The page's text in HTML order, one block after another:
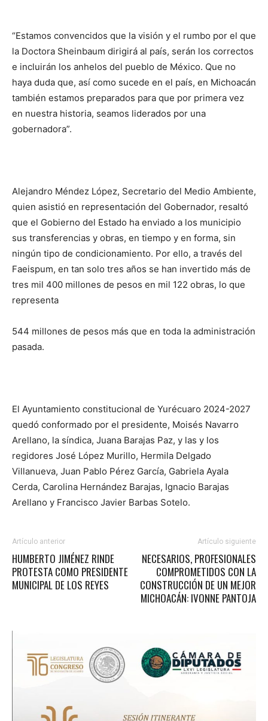
“Estamos convencidos que la visión y el rumbo por el que
la Doctora Sheinbaum dirigirá al país, serán los correctos
e incluirán los anhelos del pueblo de México. Que no
haya duda que, así como sucede en el país, en Michoacán
también estamos preparados para que por primera vez
en nuestra historia, seamos liderados por una
gobernadora”.
Alejandro Méndez López, Secretario del Medio Ambiente,
quien asistió en representación del Gobernador, resaltó
que el Gobierno del Estado ha enviado a los municipio
sus transferencias y obras, en tiempo y en forma, sin
ningún tipo de condicionamiento. Por ello, a través del
Faeispum, en tan solo tres años se han invertido más de
tres mil 400 millones de pesos en mil 122 obras, lo que
representa
544 millones de pesos más que en toda la administración
pasada.
El Ayuntamiento constitucional de Yurécuaro 2024-2027
quedó conformado por el presidente, Moisés Navarro
Arellano, la síndica, Juana Barajas Paz, y las y los
regidores José López Murillo, Hermila Delgado
Villanueva, Juan Pablo Pérez García, Gabriela Ayala
Cerda, Carolina Hernández Barajas, Ignacio Barajas
Arellano y Francisco Javier Barbas Sotelo.
Artículo anterior
HUMBERTO JIMÉNEZ RINDE
PROTESTA COMO PRESIDENTE
MUNICIPAL DE LOS REYES
Artículo siguiente
NECESARIOS, PROFESIONALES
COMPROMETIDOS CON LA
CONSTRUCCIÓN DE UN MEJOR
MICHOACÁN: IVONNE PANTOJA